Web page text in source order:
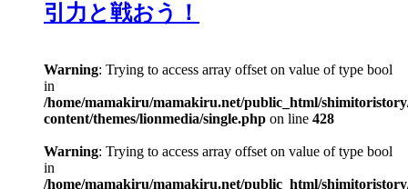
引力と戦おう！
Warning: Trying to access array offset on value of type bool
in
/home/mamakiru/mamakiru.net/public_html/
content/themes/lionmedia/single.php on line 428
Warning: Trying to access array offset on value of type bool
in
/home/mamakiru/mamakiru.net/public_html/